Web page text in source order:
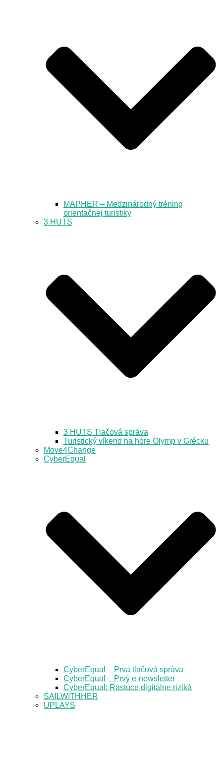
MAPHER – Medzinárodný tréning
orientačnej turistiky
3 HUTS
3 HUTS Tlačová správa
Turistický víkend na hore Olymp v Grécku
Move4Change
CyberEqual
CyberEqual – Prvá tlačová správa
CyberEqual – Prvý e-newsletter
CyberEqual: Rastúce digitálne riziká
SAILWITHHER
UPLAYS